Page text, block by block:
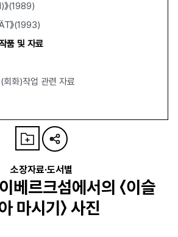
(1989)
》(1993)
품 및 자료
화)작업 관련 자료
소장자료·도서별
베르크섬에서의 〈이슬
마시기〉 사진